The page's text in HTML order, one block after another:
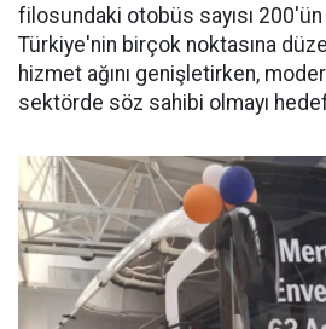
filosundaki otobüs sayısı 200'ün
Türkiye'nin birçok noktasına
hizmet ağını genişletirken,
sektörde söz sahibi olmayı